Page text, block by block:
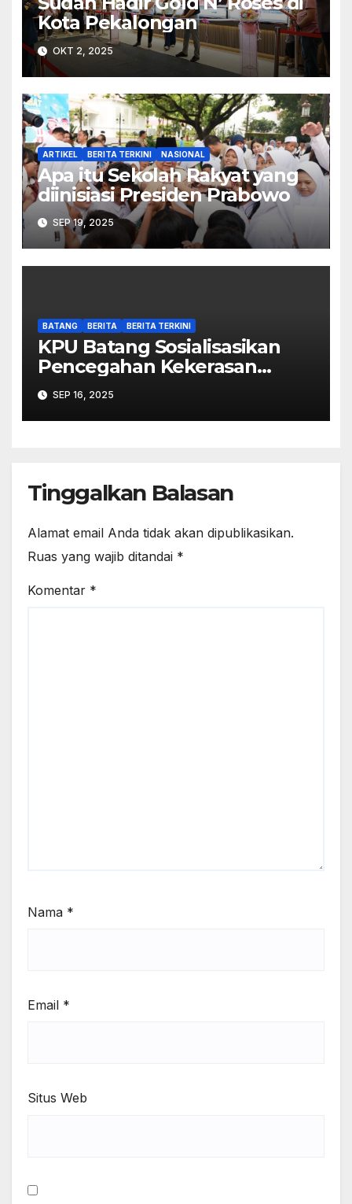
Kota Pekalongan
OKT 2, 2025
ARTIKEL BERITA TERKINI NASIONAL
Apa itu Sekolah Rakyat yang
diinisiasi Presiden Prabowo
SEP 19, 2025
BATANG BERITA BERITA TERKINI
KPU Batang Sosialisasikan
Pencegahan Kekerasan
Seksual dalam Lingkungan
Kerja Pemilu
SEP 16, 2025
Tinggalkan Balasan
Alamat email Anda tidak akan dipublikasikan.
Ruas yang wajib ditandai *
Komentar *
Nama *
Email *
Situs Web